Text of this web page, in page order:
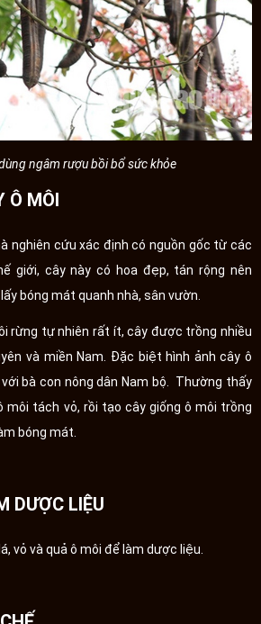
ngâm rượu bồi bổ sức khỏe
Ô MÔI
nghiên cứu xác định có nguồn gốc từ các
giới, cây này có hoa đẹp, tán rộng nên
bóng mát quanh nhà, sân vườn.
rừng tự nhiên rất ít, cây được trồng nhiều
và miền Nam. Đặc biệt hình ảnh cây ô
bà con nông dân Nam bộ. Thường thấy
môi tách vỏ, rồi tạo cây giống ô môi trồng
bóng mát.
DƯỢC LIỆU
vỏ và quả ô môi để làm dược liệu.